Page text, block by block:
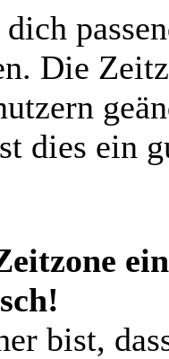
Die
dies ein
bist,